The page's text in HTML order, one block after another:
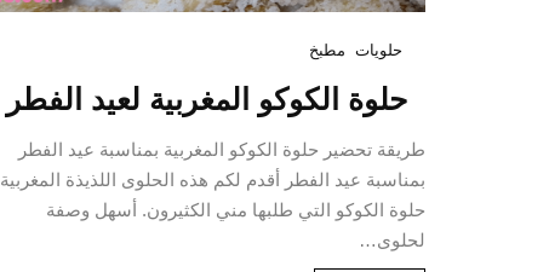
حلويات مطبخ
حلوة الكوكو المغربية لعيد الفطر
طريقة تحضير حلوة الكوكو المغربية بمناسبة عيد الفطر
بمناسبة عيد الفطر أقدم لكم هذه الحلوى اللذيذة المغربية
حلوة الكوكو التي طلبها مني الكثيرون. أسهل وصفة
لحلوى…